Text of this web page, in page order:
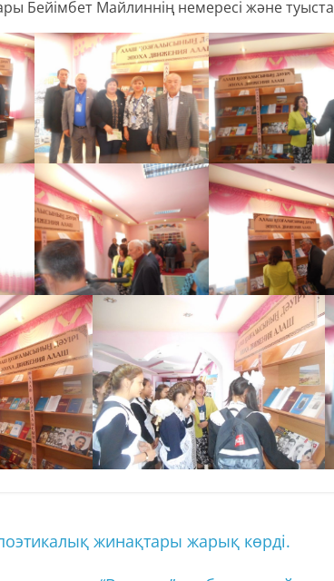
Бейімбет Майлиннің немересі және
жинақтары жарық көрді.